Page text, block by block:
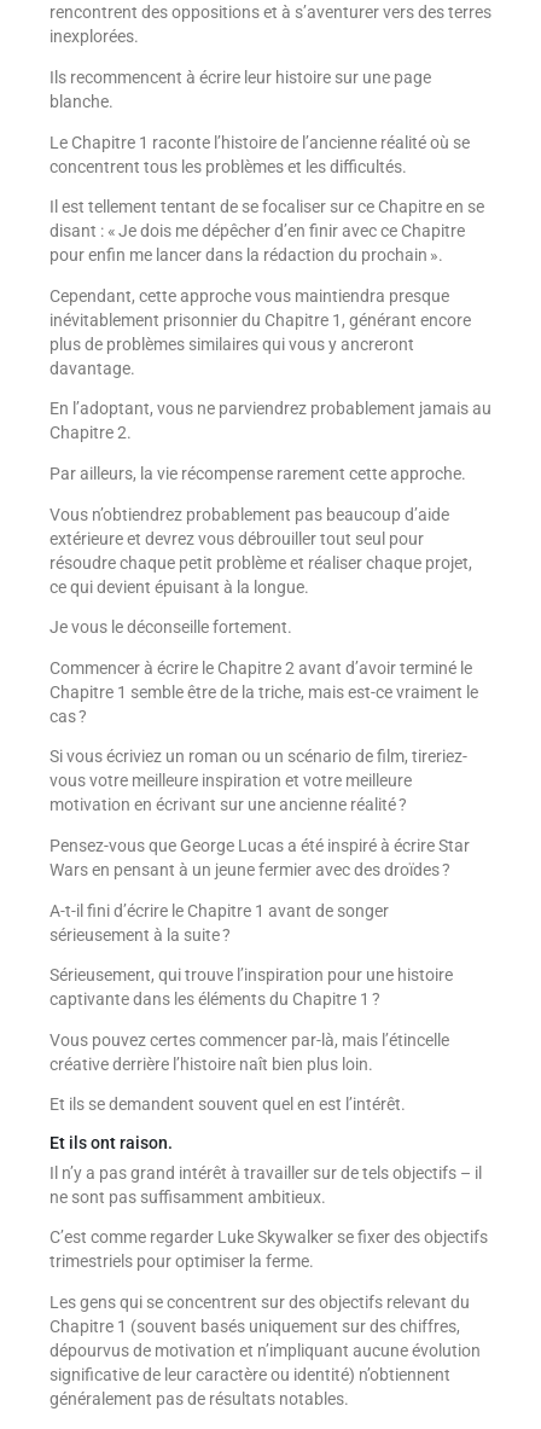
rencontrent des oppositions et à s’aventurer vers des terres
inexplorées.
Ils recommencent à écrire leur histoire sur une page
blanche.
Le Chapitre 1 raconte l’histoire de l’ancienne réalité où se
concentrent tous les problèmes et les difficultés.
Il est tellement tentant de se focaliser sur ce Chapitre en se
disant : « Je dois me dépêcher d’en finir avec ce Chapitre
pour enfin me lancer dans la rédaction du prochain ».
Cependant, cette approche vous maintiendra presque
inévitablement prisonnier du Chapitre 1, générant encore
plus de problèmes similaires qui vous y ancreront
davantage.
En l’adoptant, vous ne parviendrez probablement jamais au
Chapitre 2.
Par ailleurs, la vie récompense rarement cette approche.
Vous n’obtiendrez probablement pas beaucoup d’aide
extérieure et devrez vous débrouiller tout seul pour
résoudre chaque petit problème et réaliser chaque projet,
ce qui devient épuisant à la longue.
Je vous le déconseille fortement.
Commencer à écrire le Chapitre 2 avant d’avoir terminé le
Chapitre 1 semble être de la triche, mais est-ce vraiment le
cas ?
Si vous écriviez un roman ou un scénario de film, tireriez-
vous votre meilleure inspiration et votre meilleure
motivation en écrivant sur une ancienne réalité ?
Pensez-vous que George Lucas a été inspiré à écrire Star
Wars en pensant à un jeune fermier avec des droïdes ?
A-t-il fini d’écrire le Chapitre 1 avant de songer
sérieusement à la suite ?
Sérieusement, qui trouve l’inspiration pour une histoire
captivante dans les éléments du Chapitre 1 ?
Vous pouvez certes commencer par-là, mais l’étincelle
créative derrière l’histoire naît bien plus loin.
Et ils se demandent souvent quel en est l’intérêt.
Et ils ont raison.
Il n’y a pas grand intérêt à travailler sur de tels objectifs – il
ne sont pas suffisamment ambitieux.
C’est comme regarder Luke Skywalker se fixer des objectifs
trimestriels pour optimiser la ferme.
Les gens qui se concentrent sur des objectifs relevant du
Chapitre 1 (souvent basés uniquement sur des chiffres,
dépourvus de motivation et n’impliquant aucune évolution
significative de leur caractère ou identité) n’obtiennent
généralement pas de résultats notables.